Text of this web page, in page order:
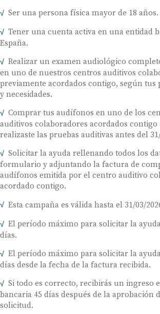
Ser una persona física mayor de 18 años.
Tener una cuenta activa en una entidad
España.
Realizar un examen audiológico
en uno de nuestros centros auditivos
previamente acordados contigo, según tus
y necesidades.
Comprar tus audífonos en uno de los
auditivos colaboradores acordados contigo
realizaste las pruebas auditivas antes del
Solicitar la ayuda rellenando todos los
formulario y adjuntando la factura de
audífonos emitida por el centro auditivo
acordado contigo.
Esta campaña es válida hasta el 31/03/
El período máximo para solicitar la ayuda
días.
El período máximo para solicitar la ayuda
días desde la fecha de la factura recibida.
Si todo es correcto, recibirás un ingreso
bancaria 45 días después de la aprobación
solicitud.